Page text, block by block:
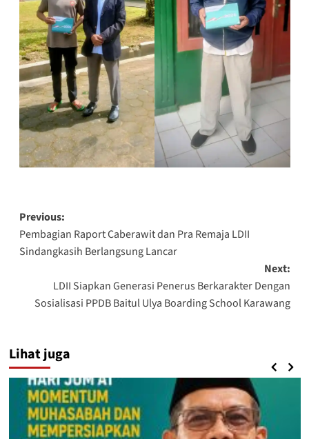
Post
navigation
Previous:
Pembagian Raport Caberawit dan Pra Remaja LDII
Sindangkasih Berlangsung Lancar
Next:
LDII Siapkan Generasi Penerus Berkarakter Dengan
Sosialisasi PPDB Baitul Ulya Boarding School Karawang
Lihat juga